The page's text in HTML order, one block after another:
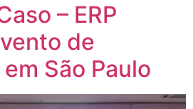
– ERP
de
São Paulo